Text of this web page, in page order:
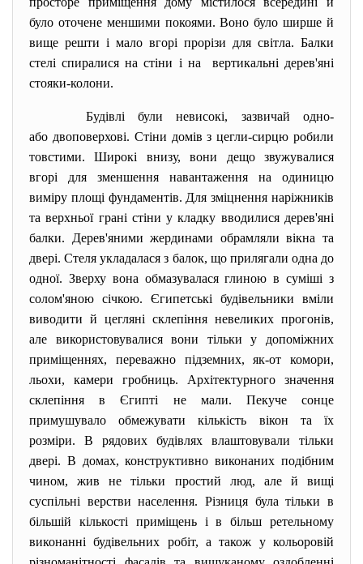
було оточене меншими покоями. Воно було ширше й
вище решти і мало вгорі прорізи для світла. Балки
стелі спиралися на стіни і на вертикальні дерев'яні
стояки-колони.
Будівлі були невисокі, зазвичай одно-
або двоповерхові. Стіни домів з цегли-сирцю робили
товстими. Широкі внизу, вони дещо звужувалися
вгорі для зменшення навантаження на одиницю
виміру площі фундаментів. Для зміцнення наріжників
та верхньої грані стіни у кладку вводилися дерев'яні
балки. Дерев'яними жердинами обрамляли вікна та
двері. Стеля укладалася з балок, що прилягали одна до
одної. Зверху вона обмазувалася глиною в суміші з
солом'яною січкою. Єгипетські будівельники вміли
виводити й цегляні склепіння невеликих прогонів,
але використовувалися вони тільки у допоміжних
приміщеннях, переважно підземних, як-от комори,
льохи, камери гробниць. Архітектурного значення
склепіння в Єгипті не мали. Пекуче сонце
примушувало обмежувати кількість вікон та їх
розміри. В рядових будівлях влаштовували тільки
двері. В домах, конструктивно виконаних подібним
чином, жив не тільки простий люд, але й вищі
суспільні верстви населення. Різниця була тільки в
більшій кількості приміщень і в більш ретельному
виконанні будівельних робіт, а також у кольоровій